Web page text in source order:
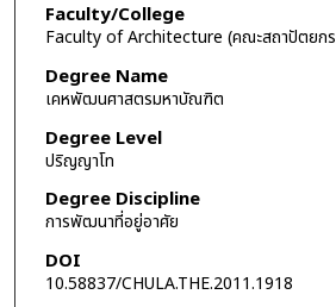
Faculty/College
Faculty of Architecture (คณะสถาปัตยก
Degree Name
เคหพัฒนศาสตรมหาบัณฑิต
Degree Level
ปริญญาโท
Degree Discipline
การพัฒนาที่อยู่อาศัย
DOI
10.58837/CHULA.THE.2011.1918